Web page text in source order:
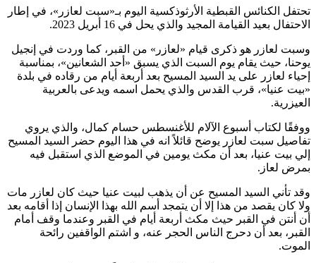
تحتفل الكنائس القبطية الأرثوذكسية اليوم بـ«سبت لعازر»، في إطار
الاحتفال بعيد القيامة المجيد والذي يحل في 16 أبريل 2023.
وسبت لعازر هو ذكرى قيام «لعازر» من القبر، كما وردت في إنجيل
يوحنا، حيث يقام يوم السبت الذي يسبق «أحد الشعانين»، بمناسبة
إحياء لعازر على يد السيد المسيح بعد أربعة أيام من رقاده في بلدة
«بيت عنيا»، قرب القدس والذي يحمل اسمه ويدعى بالعربية
العيزرية.
ووفقًا لكتاب أسبوع الآلام للأغنسطس حسام كمال، والذي يروي
تفاصيل سبت لعازر يوضح قائلاً انه في هذا اليوم حضر السيد المسيح
إلي بيت عنيا، بعد أن مكث يومين في الموضع الذي استقبل فيه
بمرض لعاز.
وقد تأني السيد المسيح عن أن يذهب لبيت عنيا حيث كان لعازر مات
ولا كان يقصد من هذا إلا أن يتمجد أسم الله بهذا الإنسان إذا أقامه بعد
أن أنتن في القبر حيث مكث أربعة أيام في القبر وعندما وقف أمام
القبر، بعد أن دحرج الناس الحجر عنه، و اشتم الواقفين رائحة
الموت.